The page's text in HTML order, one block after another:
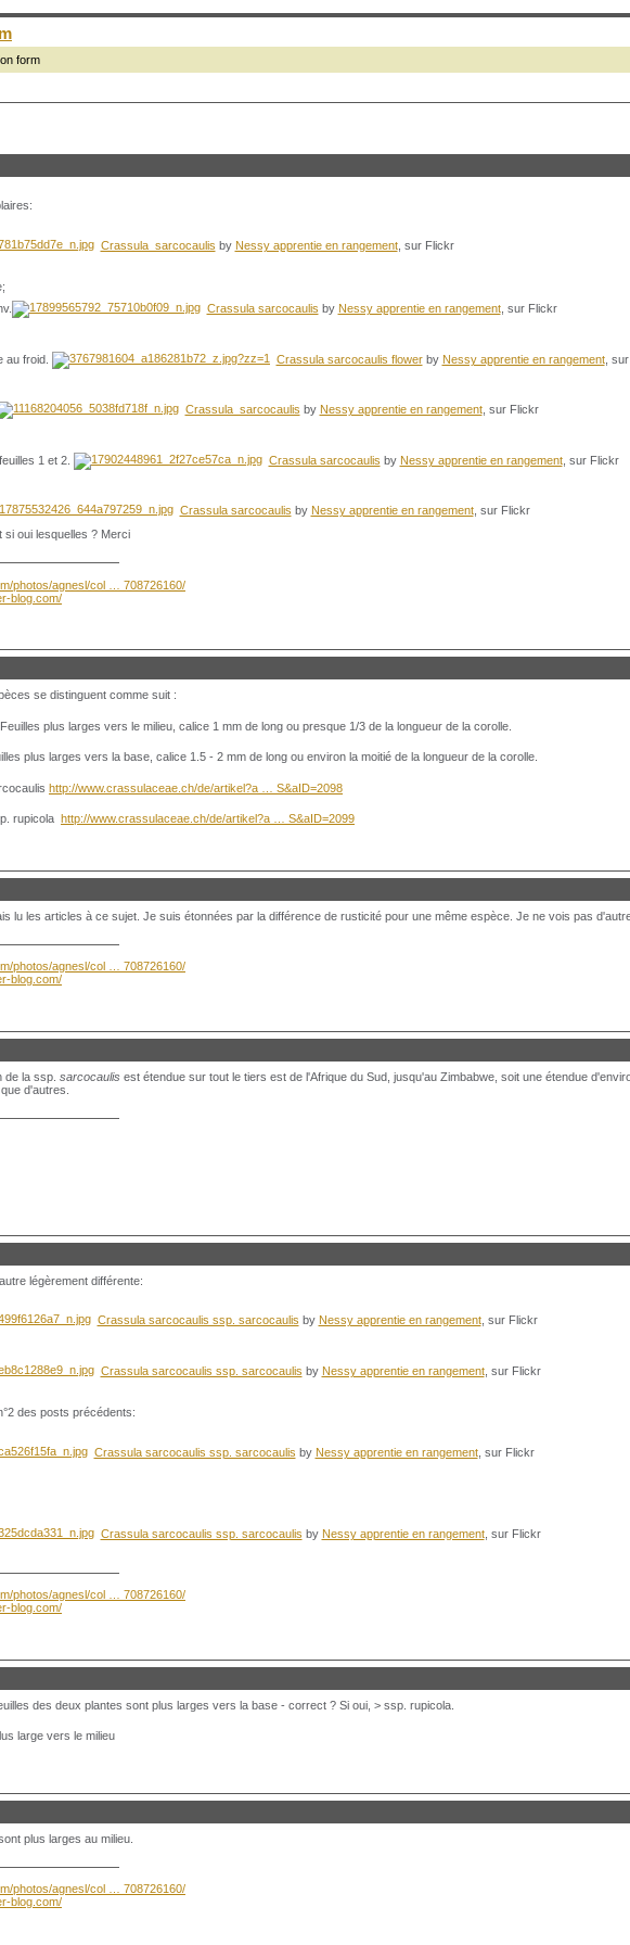
form
Crassula sarcocaulis by Nessy apprentie en rangement, sur Flickr
Crassula sarcocaulis by Nessy apprentie en rangement, sur Flickr
au froid. Crassula sarcocaulis flowerby Nessy apprentie en rangement,
Crassula sarcocaulis by Nessy apprentie en rangement, sur Flickr
1 et 2. Crassula sarcocaulis by Nessy apprentie en rangement, sur Flickr
Crassula sarcocaulis by Nessy apprentie en rangement, sur Flickr
si oui lesquelles ? Merci
photos/agnesl/col … 708726160/
blog.com/
se distinguent comme suit :
plus larges vers le milieu, calice 1 mm de long ou presque 1/3 de la longueur de la corolle.
plus larges vers la base, calice 1.5 - 2 mm de long ou environ la moitié de la longueur de la corolle.
http://www.crassulaceae.ch/de/artikel?a … S&aID=2098
rupicola http://www.crassulaceae.ch/de/artikel?a … S&aID=2099
lu les articles à ce sujet. Je suis étonnées par la différence de rusticité pour une même espèce. Je ne vois pas
photos/agnesl/col … 708726160/
blog.com/
de la ssp. sarcocaulis est étendue sur tout le tiers est de l'Afrique du Sud, jusqu'au Zimbabwe, soit une étendue
d'autres.
légèrement différente:
Crassula sarcocaulis ssp. sarcocaulis by Nessy apprentie en rangement, sur Flickr
Crassula sarcocaulis ssp. sarcocaulis by Nessy apprentie en rangement, sur Flickr
des posts précédents:
Crassula sarcocaulis ssp. sarcocaulis by Nessy apprentie en rangement, sur Flickr
Crassula sarcocaulis ssp. sarcocaulis by Nessy apprentie en rangement, sur Flickr
photos/agnesl/col … 708726160/
blog.com/
des deux plantes sont plus larges vers la base - correct ? Si oui, > ssp. rupicola.
large vers le milieu
plus larges au milieu.
photos/agnesl/col … 708726160/
blog.com/